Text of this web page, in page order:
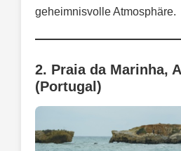
geheimnisvolle Atmosphäre.
2. Praia da Marinha,
(Portugal)